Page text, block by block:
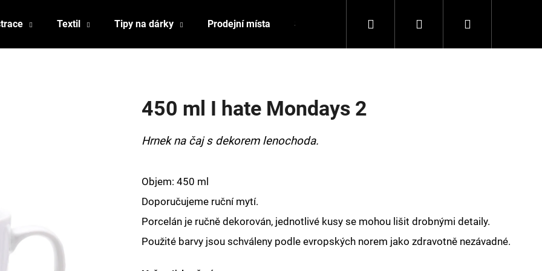
Textil Tipy na dárky Prodejní místa Spolupráce Kontakty
Hledat PřihlášeníNákupní
450 ml I hate Mondays 2
Hrnek na čaj s dekorem lenochoda.
Objem: 450 ml
Doporučujeme ruční mytí.
Porcelán je ručně dekorován, jednotlivé kusy se mohou lišit drobnými detaily.
Použité barvy jsou schváleny podle evropských norem jako zdravotně nezávadné.
HLEDAT